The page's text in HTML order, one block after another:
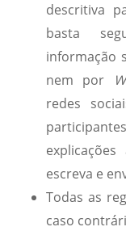
descritiva
basta
informação
nem por
redes
escreva e
Todas as
caso